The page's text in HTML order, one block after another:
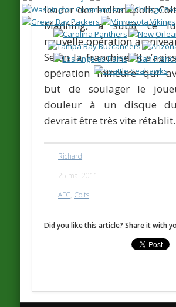
leader des Indianapolis
Manning, a subit ce
nouvelle opération au
Selon la franchise, il
opération mineure qui
but de soulager le
douleur à un disque
devrait être très vite rétablit.
Richard
25 mai 2011
AFC, Colts
Did you like this article? Share it with